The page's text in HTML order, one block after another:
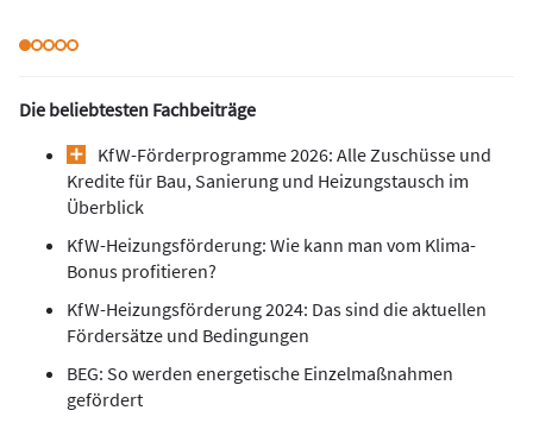
Die beliebtesten Fachbeiträge
KfW-Förderprogramme 2026: Alle Zuschüsse und
Kredite für Bau, Sanierung und Heizungstausch im
Überblick
KfW-Heizungsförderung: Wie kann man vom Klima-
Bonus profitieren?
KfW-Heizungsförderung 2024: Das sind die aktuellen
Fördersätze und Bedingungen
BEG: So werden energetische Einzelmaßnahmen
gefördert